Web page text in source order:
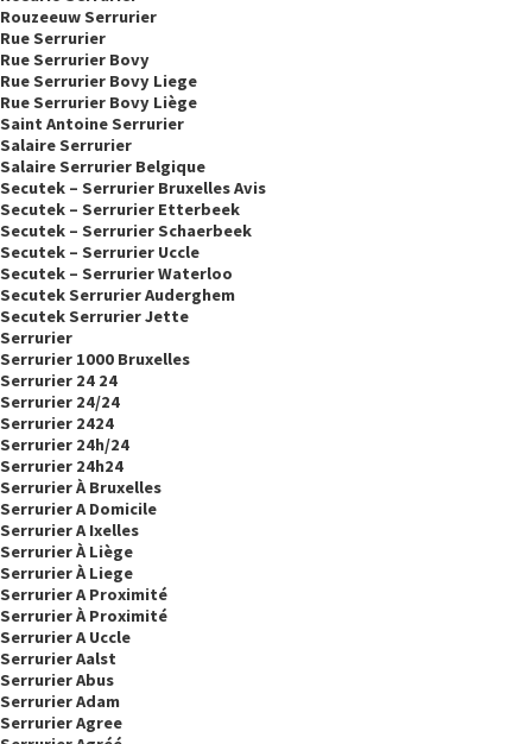
Rouzeeuw Serrurier
Rue Serrurier
Rue Serrurier Bovy
Rue Serrurier Bovy Liege
Rue Serrurier Bovy Liège
Saint Antoine Serrurier
Salaire Serrurier
Salaire Serrurier Belgique
Secutek – Serrurier Bruxelles Avis
Secutek – Serrurier Etterbeek
Secutek – Serrurier Schaerbeek
Secutek – Serrurier Uccle
Secutek – Serrurier Waterloo
Secutek Serrurier Auderghem
Secutek Serrurier Jette
Serrurier
Serrurier 1000 Bruxelles
Serrurier 24 24
Serrurier 24/24
Serrurier 2424
Serrurier 24h/24
Serrurier 24h24
Serrurier À Bruxelles
Serrurier A Domicile
Serrurier A Ixelles
Serrurier À Liège
Serrurier À Liege
Serrurier A Proximité
Serrurier À Proximité
Serrurier A Uccle
Serrurier Aalst
Serrurier Abus
Serrurier Adam
Serrurier Agree